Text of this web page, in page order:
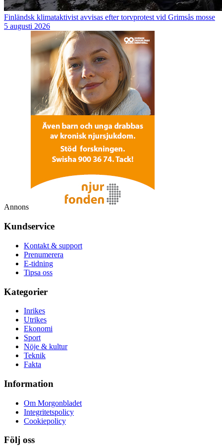
Finländsk klimataktivist avvisas efter torvprotest vid Grimsås mosse
5 augusti 2026
Annons
Kundservice
Kontakt & support
Prenumerera
E-tidning
Tipsa oss
Kategorier
Inrikes
Utrikes
Ekonomi
Sport
Nöje & kultur
Teknik
Fakta
Information
Om Morgonbladet
Integritetspolicy
Cookiepolicy
Följ oss